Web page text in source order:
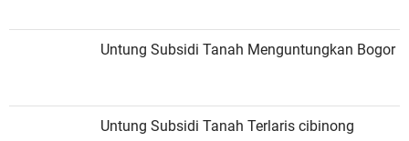
Untung Subsidi Tanah Menguntungkan Bogor
Untung Subsidi Tanah Terlaris cibinong